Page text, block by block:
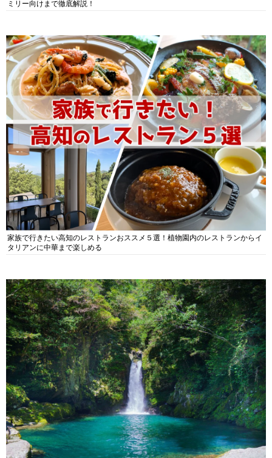
ミリー向けまで徹底解説！
家族で行きたい高知のレストランおススメ５選！植物園内のレストランからイ
タリアンに中華まで楽しめる